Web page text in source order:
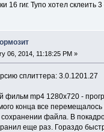
16 гиг. Тупо хотел
06, 2014, 11:18:25 PM »
сплиттера: 3.0.1201.27
фильм mp4 1280х720 -
конца все
файла. В
еще раз. Гораздо